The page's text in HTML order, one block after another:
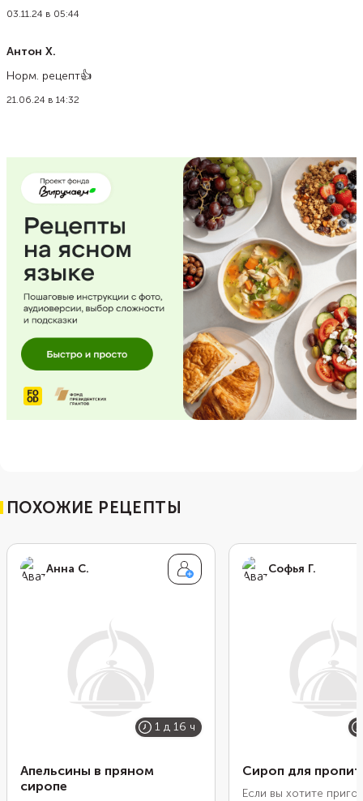
03.11.24 в 05:44
Антон Х.
Норм. рецепт👍
21.06.24 в 14:32
ПОХОЖИЕ РЕЦЕПТЫ
Анна С.
1 д 16 ч
Апельсины в пряном
сиропе
Софья Г.
Сироп для
Если вы хотите